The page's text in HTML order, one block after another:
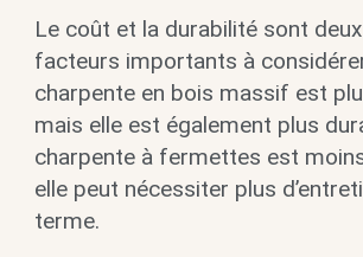
Le coût et la durabilité sont
facteurs importants à
charpente en bois massif est
mais elle est également plus
charpente à fermettes est
elle peut nécessiter plus
terme.